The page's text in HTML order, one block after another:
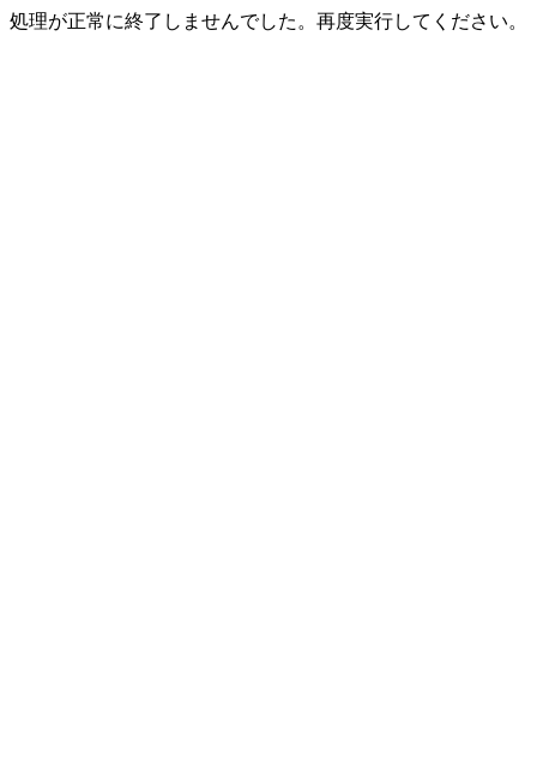
処理が正常に終了しませんでした。再度実行してください。